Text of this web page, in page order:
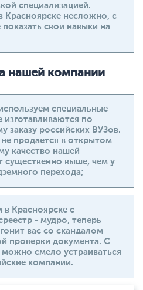
специализацией.
Красноярске несложно, с
свои навыки на
нашей компании
специальные
изготавливаются по
заказу российских ВУЗов.
продается в открытом
качество нашей
существенно выше, чем у
перехода;
в Красноярске с
- мудро, теперь
вас со скандалом
проверки документа. С
смело устраиваться
компании.